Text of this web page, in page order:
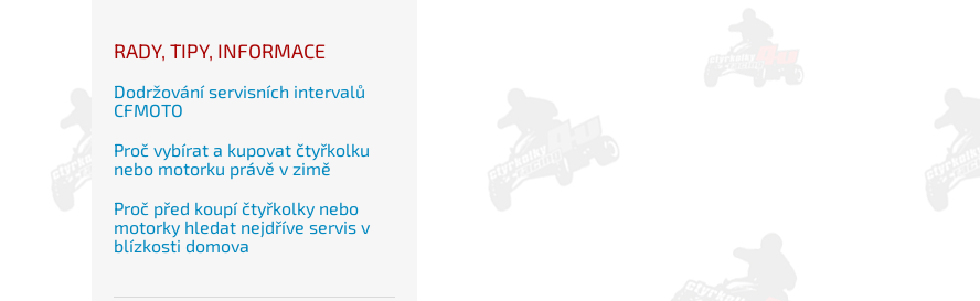
RADY, TIPY, INFORMACE
Dodržování servisních intervalů
CFMOTO
Proč vybírat a kupovat čtyřkolku
nebo motorku právě v zimě
Proč před koupí čtyřkolky nebo
motorky hledat nejdříve servis v
blízkosti domova